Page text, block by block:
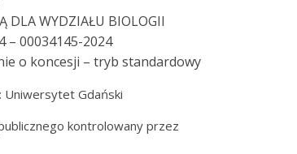
DLA WYDZIAŁU BIOLOGII
– 00034145-2024
o koncesji – tryb standardowy
Uniwersytet Gdański
kontrolowany przez